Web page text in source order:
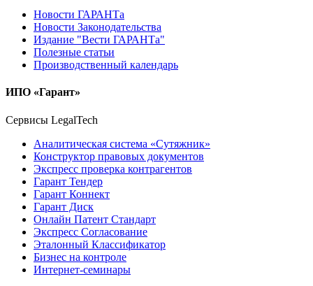
Новости ГАРАНТа
Новости Законодательства
Издание "Вести ГАРАНТа"
Полезные статьи
Производственный календарь
ИПО «Гарант»
Сервисы LegalTech
Аналитическая система «Сутяжник»
Конструктор правовых документов
Экспресс проверка контрагентов
Гарант Тендер
Гарант Коннект
Гарант Диск
Онлайн Патент Стандарт
Экспресс Согласование
Эталонный Классификатор
Бизнес на контроле
Интернет-семинары